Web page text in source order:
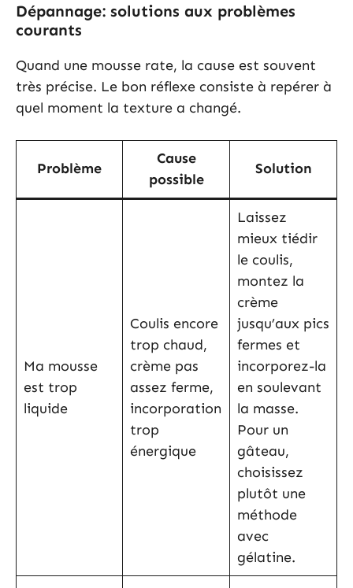
Dépannage: solutions aux problèmes
courants
Quand une mousse rate, la cause est souvent
très précise. Le bon réflexe consiste à repérer à
quel moment la texture a changé.
Problème
Cause
possible
Solution
Ma mousse
est trop
liquide
Coulis encore
trop chaud,
crème pas
assez ferme,
incorporation
trop
énergique
Laissez
mieux tiédir
le coulis,
montez la
crème
jusqu’aux pics
fermes et
incorporez-la
en soulevant
la masse.
Pour un
gâteau,
choisissez
plutôt une
méthode
avec
gélatine.